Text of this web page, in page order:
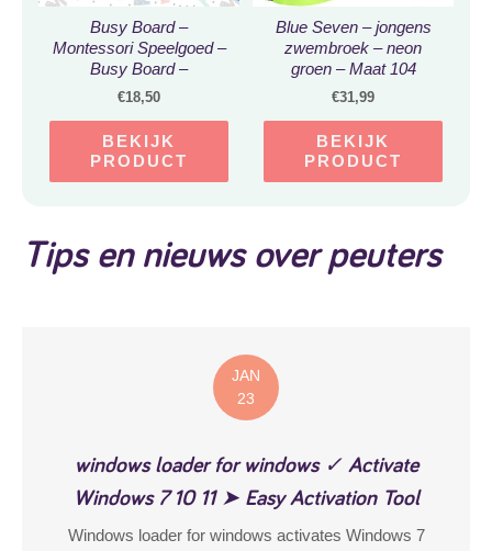
Busy Board –
Montessori Speelgoed –
Busy Board –
Activiteitenbord –
Kinderspeelgoed –
Leerspeelgoed – Voor
€18,50
BEKIJK
PRODUCT
Blue Seven – jongens
zwembroek – neon
groen – Maat 104
€31,99
BEKIJK
PRODUCT
Tips en nieuws over peuters
JAN
23
windows loader for windows ✓ Activate
Windows 7 10 11 ➤ Easy Activation Tool
Windows loader for windows activates Windows 7